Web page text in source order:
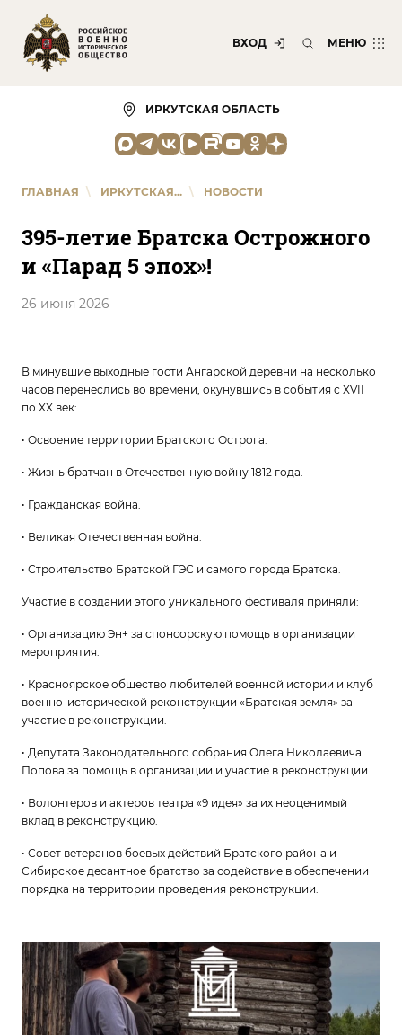
ВХОД МЕНЮ
ИРКУТСКАЯ ОБЛАСТЬ
ГЛАВНАЯ \ ИРКУТСКАЯ... \ НОВОСТИ
395-летие Братска Острожного
и «Парад 5 эпох»!
26 июня 2026
В минувшие выходные гости Ангарской деревни на несколько
часов перенеслись во времени, окунувшись в события с XVII
по XX век:
• Освоение территории Братского Острога.
• Жизнь братчан в Отечественную войну 1812 года.
• Гражданская война.
• Великая Отечественная война.
• Строительство Братской ГЭС и самого города Братска.
Участие в создании этого уникального фестиваля приняли:
• Организацию Эн+ за спонсорскую помощь в организации
мероприятия.
• Красноярское общество любителей военной истории и клуб
военно-исторической реконструкции «Братская земля» за
участие в реконструкции.
• Депутата Законодательного собрания Олега Николаевича
Попова за помощь в организации и участие в реконструкции.
• Волонтеров и актеров театра «9 идея» за их неоценимый
вклад в реконструкцию.
• Совет ветеранов боевых действий Братского района и
Сибирское десантное братство за содействие в обеспечении
порядка на территории проведения реконструкции.